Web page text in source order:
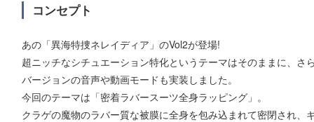
コンセプト
あの「異海特捜ネレイディア」のVol2が登場!
超ニッチなシチュエーション特化というテーマはそのままに、
バージョンの音声や動画モードも実装しました。
今回のテーマは「密着ラバースーツ全身ラッピング」。
クラゲの魔物のラバー質な被膜に全身を包み込まれて密閉され、